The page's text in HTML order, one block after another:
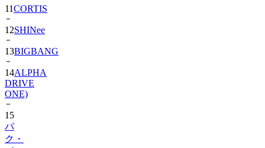
12SHINee
13BIGBANG
14ALPHA
DRIVE
ONE)
15
パ
ク・
ボ
ゴ